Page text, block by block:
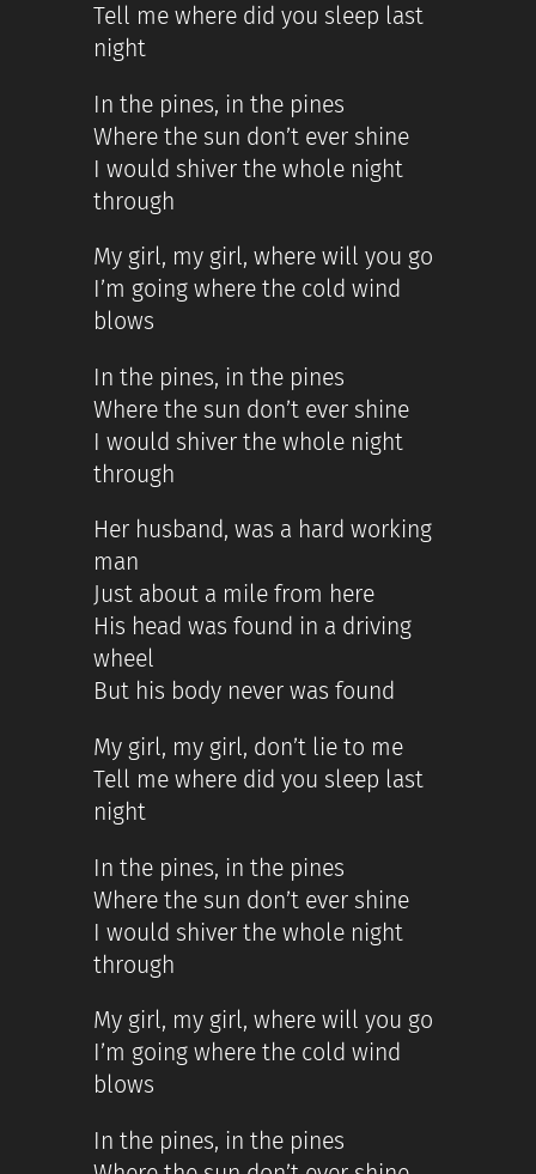
Tell me where did you sleep last
night
In the pines, in the pines
Where the sun don’t ever shine
I would shiver the whole night
through
My girl, my girl, where will you go
I’m going where the cold wind
blows
In the pines, in the pines
Where the sun don’t ever shine
I would shiver the whole night
through
Her husband, was a hard working
man
Just about a mile from here
His head was found in a driving
wheel
But his body never was found
My girl, my girl, don’t lie to me
Tell me where did you sleep last
night
In the pines, in the pines
Where the sun don’t ever shine
I would shiver the whole night
through
My girl, my girl, where will you go
I’m going where the cold wind
blows
In the pines, in the pines